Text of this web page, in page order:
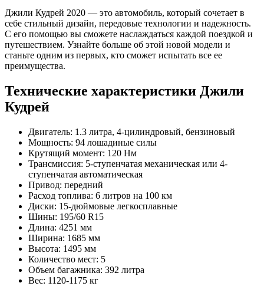
Джили Кудрей 2020 — это автомобиль, который сочетает в
себе стильный дизайн, передовые технологии и надежность.
С его помощью вы сможете наслаждаться каждой поездкой и
путешествием. Узнайте больше об этой новой модели и
станьте одним из первых, кто сможет испытать все ее
преимущества.
Технические характеристики Джили
Кудрей
Двигатель: 1.3 литра, 4-цилиндровый, бензиновый
Мощность: 94 лошадиные силы
Крутящий момент: 120 Нм
Трансмиссия: 5-ступенчатая механическая или 4-
ступенчатая автоматическая
Привод: передний
Расход топлива: 6 литров на 100 км
Диски: 15-дюймовые легкосплавные
Шины: 195/60 R15
Длина: 4251 мм
Ширина: 1685 мм
Высота: 1495 мм
Количество мест: 5
Объем багажника: 392 литра
Вес: 1120-1175 кг